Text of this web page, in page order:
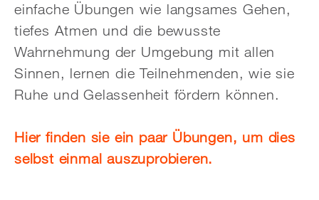
einfache Übungen wie langsames Gehen,
tiefes Atmen und die bewusste
Wahrnehmung der Umgebung mit allen
Sinnen, lernen die Teilnehmenden, wie sie
Ruhe und Gelassenheit fördern können.
Hier finden sie ein paar Übungen, um dies
selbst einmal auszuprobieren.